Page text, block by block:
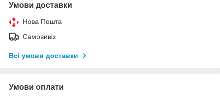
Умови доставки
Нова Пошта
Самовивіз
Всі умови доставки
Умови оплати